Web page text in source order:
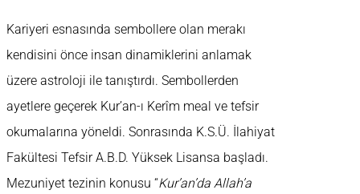
Kariyeri esnasında sembollere olan merakı
kendisini önce insan dinamiklerini anlamak
üzere astroloji ile tanıştırdı. Sembollerden
ayetlere geçerek Kur’an-ı Kerîm meal ve tefsir
okumalarına yöneldi. Sonrasında K.S.Ü. İlahiyat
Fakültesi Tefsir A.B.D. Yüksek Lisansa başladı.
Mezuniyet tezinin konusu “Kur’an’da Allah’a